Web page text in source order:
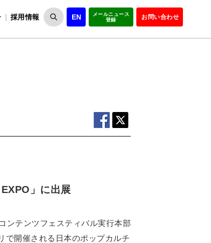
採用情報 EN
メールニュース
登録
お問い合わせ
」に出展
ンテンツフェスティバル実行本部
で開催される日本のポップカルチ